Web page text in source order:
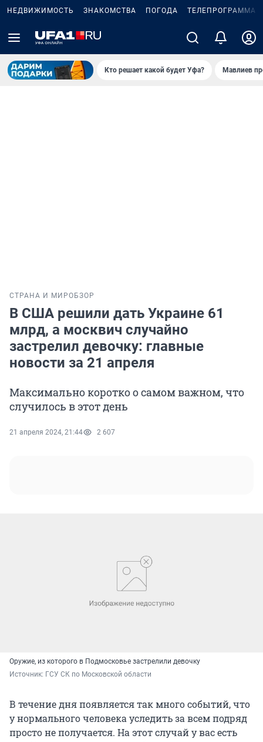
НЕДВИЖИМОСТЬ ЗНАКОМСТВА ПОГОДА ТЕЛЕПРОГРАММА
Кто решает какой будет Уфа? Мавлиев
СТРАНА И МИРОБЗОР
В США решили дать Украине 61
млрд, а москвич случайно
застрелил девочку: главные
новости за 21 апреля
Максимально коротко о самом важном, что
случилось в этот день
21 апреля 2024, 21:44 2 607
Оружие, из которого в Подмосковье застрелили девочку
Источник: ГСУ СК по Московской области
В течение дня появляется так много событий, что
у нормального человека уследить за всем подряд
просто не получается. На этот случай у вас есть